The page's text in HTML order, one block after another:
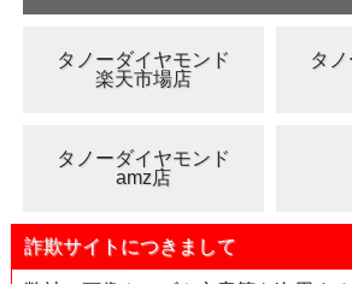
タノーダイヤモンド
楽天市場店
タ
タノーダイヤモンド
amz店
詐欺サイトにつきまして